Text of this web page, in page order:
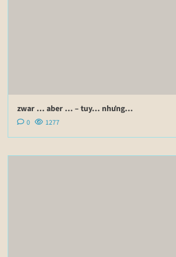
zwar … aber … – tuy… nhưng…
0 1277